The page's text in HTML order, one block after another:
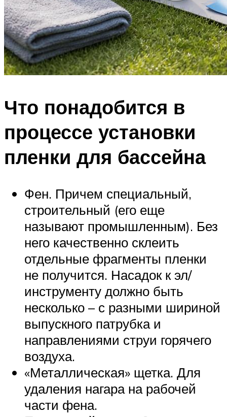
Что понадобится в
процессе установки
пленки для бассейна
Фен. Причем специальный,
строительный (его еще
называют промышленным). Без
него качественно склеить
отдельные фрагменты пленки
не получится. Насадок к эл/
инструменту должно быть
несколько – с разными шириной
выпускного патрубка и
направлениями струи горячего
воздуха.
«Металлическая» щетка. Для
удаления нагара на рабочей
части фена.